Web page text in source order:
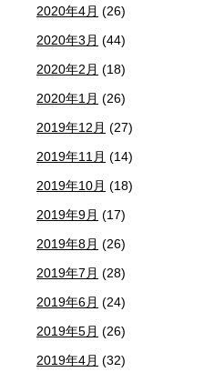
2020年4月 (26)
2020年3月 (44)
2020年2月 (18)
2020年1月 (26)
2019年12月 (27)
2019年11月 (14)
2019年10月 (18)
2019年9月 (17)
2019年8月 (26)
2019年7月 (28)
2019年6月 (24)
2019年5月 (26)
2019年4月 (32)